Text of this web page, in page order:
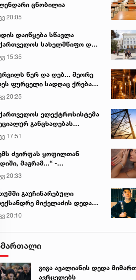
ცნობილია
20:05
დაიწყება სწავლა
სახელმწიფო და
უნივერსიტეტებში
15:35
წერ და დებ... მეორე
ფურცელი სადღაც ქრება
სურვილი სრულდება...“ -
ტაძარი შიდა
20:25
ელექტროსისტემა
განცხადებას
17:51
ძვირფას ყოფილთან
მაგრამ...“ -
პაიჭაძის
აღიარება
20:33
გაუჩინარებული
მიქელაძის დედა
ავრცელებს
20:10
გიგა ავალიანის დედა
ავრცელებს